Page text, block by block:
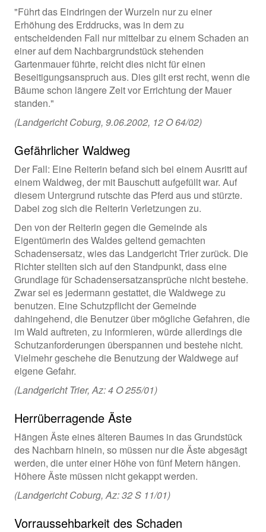
"Führt das Eindringen der Wurzeln nur zu einer
Erhöhung des Erddrucks, was in dem zu
entscheidenden Fall nur mittelbar zu einem Schaden an
einer auf dem Nachbargrundstück stehenden
Gartenmauer führte, reicht dies nicht für einen
Beseitigungsanspruch aus. Dies gilt erst recht, wenn die
Bäume schon längere Zeit vor Errichtung der Mauer
standen."
(Landgericht Coburg, 9.06.2002, 12 O 64/02)
Gefährlicher Waldweg
Der Fall: Eine Reiterin befand sich bei einem Ausritt auf
einem Waldweg, der mit Bauschutt aufgefüllt war. Auf
diesem Untergrund rutschte das Pferd aus und stürzte.
Dabei zog sich die Reiterin Verletzungen zu.
Den von der Reiterin gegen die Gemeinde als
Eigentümerin des Waldes geltend gemachten
Schadensersatz, wies das Landgericht Trier zurück. Die
Richter stellten sich auf den Standpunkt, dass eine
Grundlage für Schadensersatzansprüche nicht bestehe.
Zwar sei es jedermann gestattet, die Waldwege zu
benutzen. Eine Schutzpflicht der Gemeinde
dahingehend, die Benutzer über mögliche Gefahren, die
im Wald auftreten, zu informieren, würde allerdings die
Schutzanforderungen überspannen und bestehe nicht.
Vielmehr geschehe die Benutzung der Waldwege auf
eigene Gefahr.
(Landgericht Trier, Az: 4 O 255/01)
Herrüberragende Äste
Hängen Äste eines älteren Baumes in das Grundstück
des Nachbarn hinein, so müssen nur die Äste abgesägt
werden, die unter einer Höhe von fünf Metern hängen.
Höhere Äste müssen nicht gekappt werden.
(Landgericht Coburg, Az: 32 S 11/01)
Vorraussehbarkeit des Schaden